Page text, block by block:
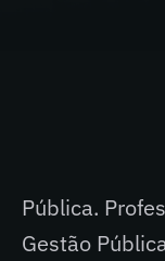
Pública.
Gestão